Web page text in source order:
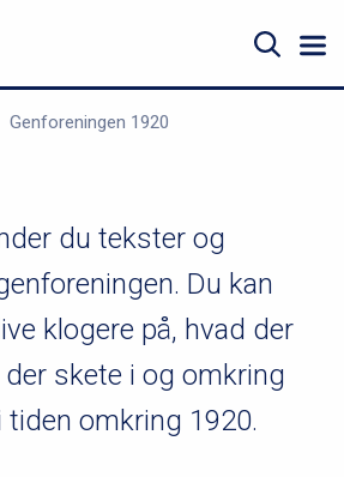
Søg
Genforeningen 1920
du tekster og
Du kan
klogere på, hvad der
der skete i og omkring
omkring 1920.